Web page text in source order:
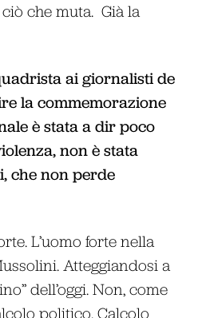
che muta. Già la
ai giornalisti de
la commemorazione
è stata a dir poco
non è stata
che non perde
L’uomo forte nella
Atteggiandosi a
dell’oggi. Non, come
politico. Calcolo